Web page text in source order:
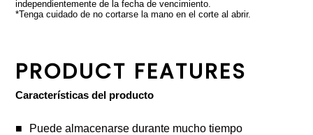
independientemente de la fecha de vencimiento.
*Tenga cuidado de no cortarse la mano en el corte al abrir.
PRODUCT FEATURES
Características del producto
Puede almacenarse durante mucho tiempo